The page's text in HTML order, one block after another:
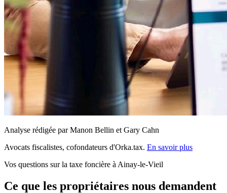
Analyse rédigée par Manon Bellin et Gary Cahn
Avocats fiscalistes, cofondateurs d'Orka.tax. En savoir plus
Vos questions sur la taxe foncière à Ainay-le-Vieil
Ce que les propriétaires nous demandent